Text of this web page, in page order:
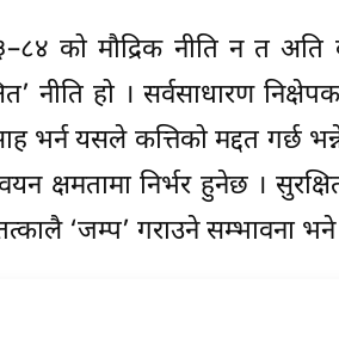
को मौद्रिक नीति न त
नीति हो । सर्वसाधारण
भर्न यसले कत्तिको मद्दत गर्छ
क्षमतामा निर्भर हुनेछ ।
‘जम्प’ गराउने सम्भावना